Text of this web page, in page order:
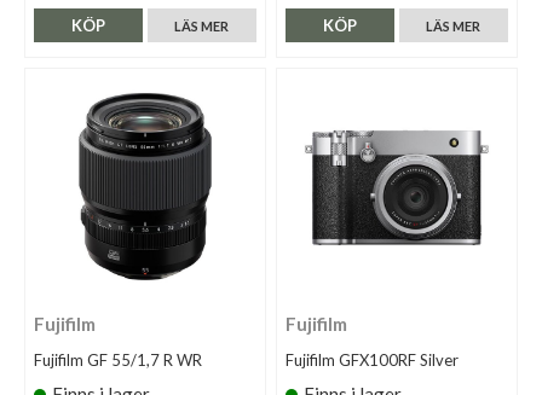
LÄS MER
KÖP LÄS MER
KÖP
Fujifilm
Fujifilm GF 55/1,7 R WR
Fujifilm
Fujifilm GFX100RF Silver